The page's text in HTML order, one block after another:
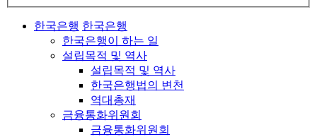
한국은행 한국은행
한국은행이 하는 일
설립목적 및 역사
설립목적 및 역사
한국은행법의 변천
역대총재
금융통화위원회
금융통화위원회